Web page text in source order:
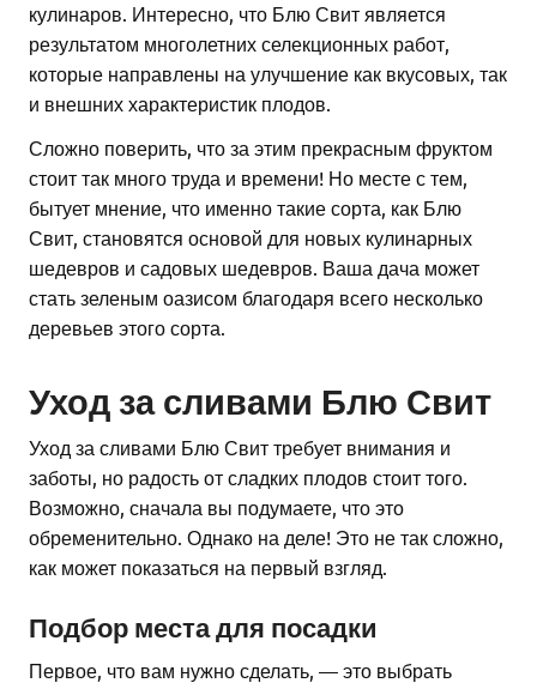
кулинаров. Интересно, что Блю Свит является
результатом многолетних селекционных работ,
которые направлены на улучшение как вкусовых, так
и внешних характеристик плодов.
Сложно поверить, что за этим прекрасным фруктом
стоит так много труда и времени! Но месте с тем,
бытует мнение, что именно такие сорта, как Блю
Свит, становятся основой для новых кулинарных
шедевров и садовых шедевров. Ваша дача может
стать зеленым оазисом благодаря всего несколько
деревьев этого сорта.
Уход за сливами Блю Свит
Уход за сливами Блю Свит требует внимания и
заботы, но радость от сладких плодов стоит того.
Возможно, сначала вы подумаете, что это
обременительно. Однако на деле! Это не так сложно,
как может показаться на первый взгляд.
Подбор места для посадки
Первое, что вам нужно сделать, — это выбрать